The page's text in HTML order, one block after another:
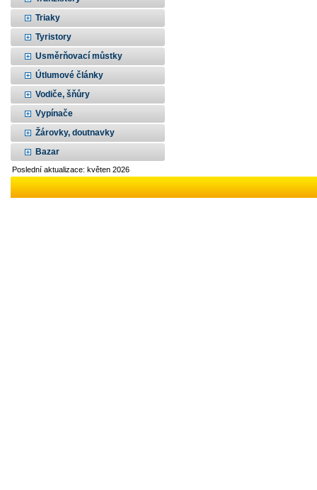
Triaky
Tyristory
Usměrňovací můstky
Útlumové články
Vodiče, šňůry
Vypínače
Žárovky, doutnavky
Bazar
Poslední aktualizace: květen 2026